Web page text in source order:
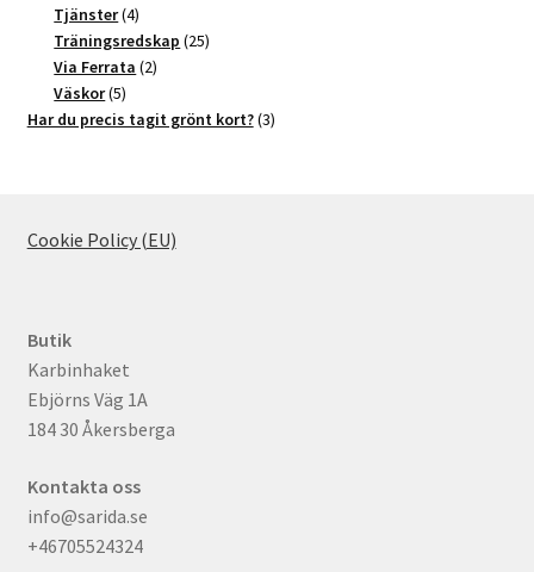
Tjänster 44
produkter
Träningsredskap 2525
Via Ferrata 22
Väskor 55
produkter
Har du precis tagit grönt kort? 33
Cookie Policy (EU)
Butik
Karbinhaket
Ebjörns Väg 1A
184 30 Åkersberga
Kontakta oss
info@sarida.se
+46705524324